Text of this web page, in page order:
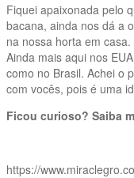
Fiquei apaixonada pelo
bacana, ainda nos dá a
na nossa horta em
Ainda mais aqui nos
como no Brasil. Achei o
com vocês, pois é uma
Ficou curioso? Saiba
https://